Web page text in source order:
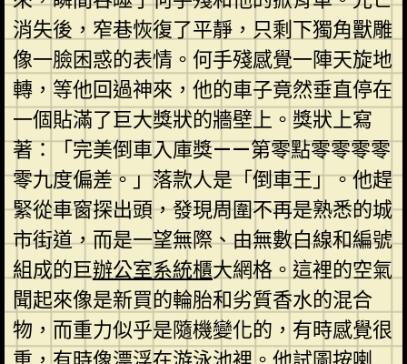
消失後，窄巷恢復了平靜，只剩下獨角獸雕
像一臉困惑的表情。何手殘感覺一陣天旋地
轉，等他回過神來，他的車子竟然垂直停在
一個貼滿了巨大獎狀的牆壁上。獎狀上寫
著：「完美倒車入庫獎——第零點零零零零
零九度偏差。」落款人是「倒車王」。他趕
緊從車窗探出頭，發現周圍不再是熟悉的城
市街道，而是一望無際、由無數白線和編號
組成的巨辦公室系統櫃大網格。這裡的空氣
聞起來像是新買的輪胎和劣質香水的混合
物，而重力似乎是隨機變化的，有時感覺很